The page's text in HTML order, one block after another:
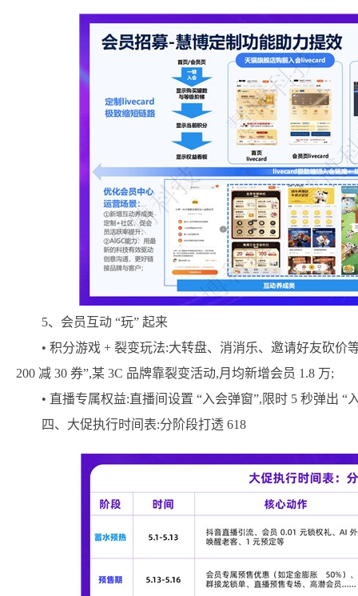
5、会员互动 “玩” 起来
• 积分游戏 + 裂变玩法:大转盘、消消乐、邀请好友砍价
200 减 30 券”,某 3C 品牌靠裂变活动,月均新增会员 1.8 万;
• 直播专属权益:直播间设置 “入会弹窗”,限时 5 秒弹出
四、大促执行时间表:分阶段打透 618